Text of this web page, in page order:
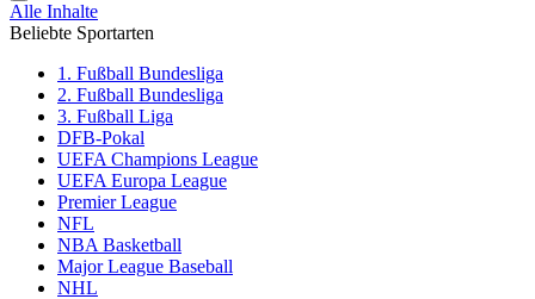
Alle Inhalte
Beliebte Sportarten
1. Fußball Bundesliga
2. Fußball Bundesliga
3. Fußball Liga
DFB-Pokal
UEFA Champions League
UEFA Europa League
Premier League
NFL
NBA Basketball
Major League Baseball
NHL